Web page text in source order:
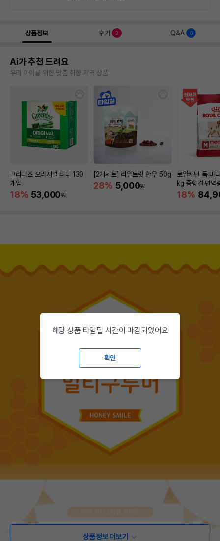
상품정보 후기 2 Q&A 0
Ai가 추천 드려요
우리 아이를 위한 맞춤 취향 저격 상품
그리니즈 오리지널 티니 130
개입
18% 53,000원
[2개세트] 리얼트릿 한우 50g
28% 5,000원
로얄캐닌 독 미
kg 중형견 면역
18%
상품정보 더보기
해당 상품 타임딜 시간이 마감되었어요
확인